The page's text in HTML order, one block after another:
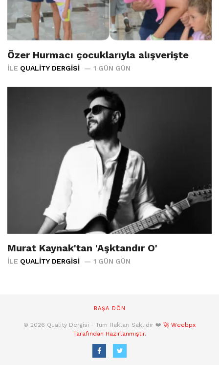
Özer Hurmacı çocuklarıyla alışverişte
İLE QUALITY DERGISI 1 GÜN GÜN
Murat Kaynak'tan 'Aşktandır O'
İLE QUALITY DERGISI 1 GÜN GÜN
BAŞA DÖN
© 2026 Quality Dergisi - Tüm Hakları Saklıdır ❤️ 🚀 Weebpx
Tarafından Hazırlanmıştır.